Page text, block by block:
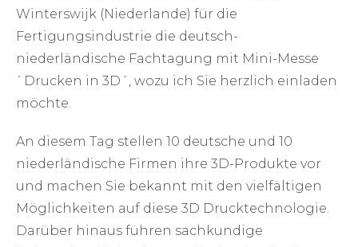
Winterswijk (Niederlande) für die
Fertigungsindustrie die deutsch-
niederländische Fachtagung mit Mini-Messe
`Drucken in 3D´, wozu ich Sie herzlich einladen
möchte.
An diesem Tag stellen 10 deutsche und 10
niederländische Firmen ihre 3D-Produkte vor
und machen Sie bekannt mit den vielfältigen
Möglichkeiten auf diese 3D Drucktechnologie.
Darüber hinaus führen sachkundige